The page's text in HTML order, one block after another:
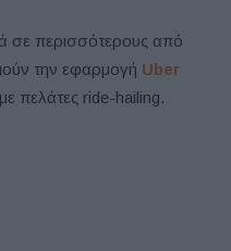
σε περισσότερους από
την εφαρμογή Uber
πελάτες ride-hailing.